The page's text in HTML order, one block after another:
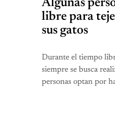
Algunas
libre para
sus gatos
Durante el tiempo
siempre se busca
personas optan por